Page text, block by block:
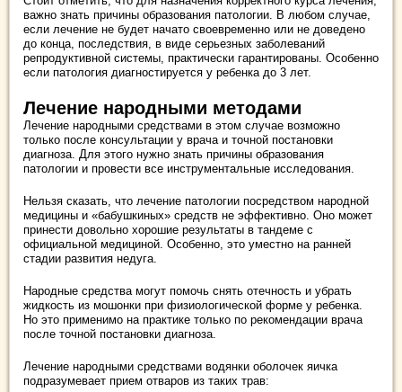
важно знать причины образования патологии. В любом случае,
если лечение не будет начато своевременно или не доведено
до конца, последствия, в виде серьезных заболеваний
репродуктивной системы, практически гарантированы. Особенно
если патология диагностируется у ребенка до 3 лет.
Лечение народными методами
Лечение народными средствами в этом случае возможно
только после консультации у врача и точной постановки
диагноза. Для этого нужно знать причины образования
патологии и провести все инструментальные исследования.
Нельзя сказать, что лечение патологии посредством народной
медицины и «бабушкиных» средств не эффективно. Оно может
принести довольно хорошие результаты в тандеме с
официальной медициной. Особенно, это уместно на ранней
стадии развития недуга.
Народные средства могут помочь снять отечность и убрать
жидкость из мошонки при физиологической форме у ребенка.
Но это применимо на практике только по рекомендации врача
после точной постановки диагноза.
Лечение народными средствами водянки оболочек яичка
подразумевает прием отваров из таких трав: